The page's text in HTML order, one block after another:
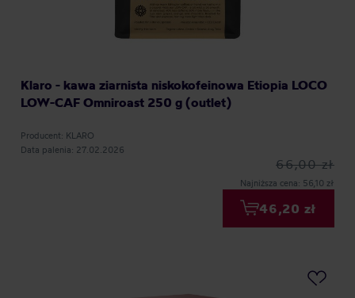
Klaro - kawa ziarnista niskokofeinowa Etiopia LOCO
LOW-CAF Omniroast 250 g (outlet)
Producent: KLARO
Data palenia: 27.02.2026
66,00 zł
Najniższa cena: 56,10 zł
46,20 zł